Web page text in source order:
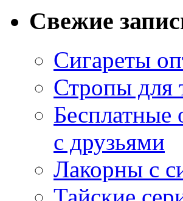
Свежие
Сигареты
Стропы для
с друзьями
Лакорны с